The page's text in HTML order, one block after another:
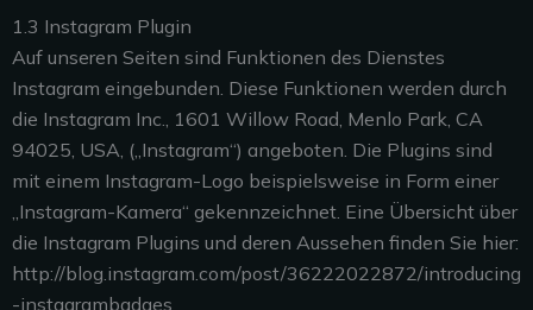
1.3 Instagram Plugin
Auf unseren Seiten sind Funktionen des Dienstes
Instagram eingebunden. Diese Funktionen werden durch
die Instagram Inc., 1601 Willow Road, Menlo Park, CA
94025, USA, („Instagram“) angeboten. Die Plugins sind
mit einem Instagram-Logo beispielsweise in Form einer
„Instagram-Kamera“ gekennzeichnet. Eine Übersicht über
die Instagram Plugins und deren Aussehen finden Sie hier:
http://blog.instagram.com/post/36222022872/introducing
-instagrambadges